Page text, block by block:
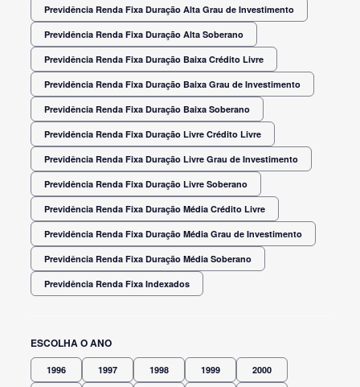
Previdência Renda Fixa Duração Alta Grau de Investimento
Previdência Renda Fixa Duração Alta Soberano
Previdência Renda Fixa Duração Baixa Crédito Livre
Previdência Renda Fixa Duração Baixa Grau de Investimento
Previdência Renda Fixa Duração Baixa Soberano
Previdência Renda Fixa Duração Livre Crédito Livre
Previdência Renda Fixa Duração Livre Grau de Investimento
Previdência Renda Fixa Duração Livre Soberano
Previdência Renda Fixa Duração Média Crédito Livre
Previdência Renda Fixa Duração Média Grau de Investimento
Previdência Renda Fixa Duração Média Soberano
Previdência Renda Fixa Indexados
ESCOLHA O ANO
1996 1997 1998 1999 2000